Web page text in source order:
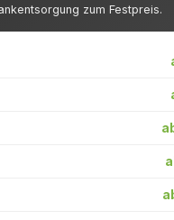
zum Festpreis.